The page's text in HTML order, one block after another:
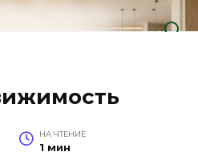
НА ЧТЕНИЕ
1 мин